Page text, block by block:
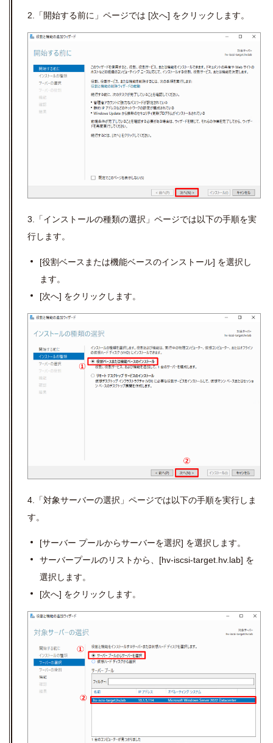
2.「開始する前に」ページでは [次へ] をクリックします。
3.「インストールの種類の選択」ページでは以下の手順を実
行します。
[役割ベースまたは機能ベースのインストール] を選択し
ます。
[次へ] をクリックします。
4.「対象サーバーの選択」ページでは以下の手順を実行しま
す。
[サーバー プールからサーバーを選択] を選択します。
サーバープールのリストから、 [hv-iscsi-target.hv.lab] を
選択します。
[次へ] をクリックします。